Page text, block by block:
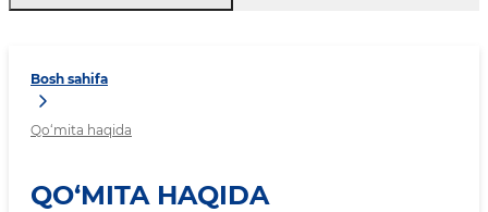
Bosh sahifa
Qo‘mita haqida
QO‘MITA HAQIDA